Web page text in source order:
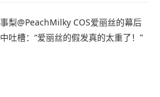
梨@PeachMilky COS爱丽丝的幕后
吐槽：“爱丽丝的假发真的太重了！”